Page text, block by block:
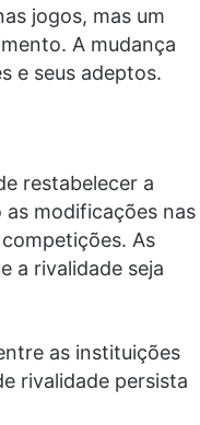
jogos, mas um
A mudança
e seus adeptos.
restabelecer a
as modificações nas
As
a rivalidade seja
as instituições
rivalidade persista